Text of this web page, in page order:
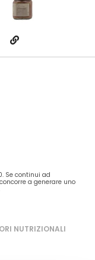
Se continui ad
a generare uno
NUTRIZIONALI